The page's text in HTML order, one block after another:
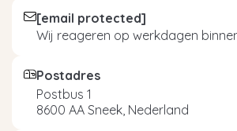
[email protected]
Wij reageren op werkdagen
Postadres
Postbus 1
8600 AA Sneek, Nederland